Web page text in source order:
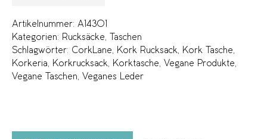
Artikelnummer: A14301
Kategorien: Rucksäcke,
Taschen
Schlagwörter: CorkLane, Kork Rucksack, Kork Tasche,
Korkeria, Korkrucksack, Korktasche, Vegane Produkte,
Vegane Taschen, Veganes Leder